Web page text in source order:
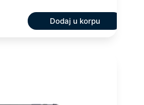
Dodaj u korpu